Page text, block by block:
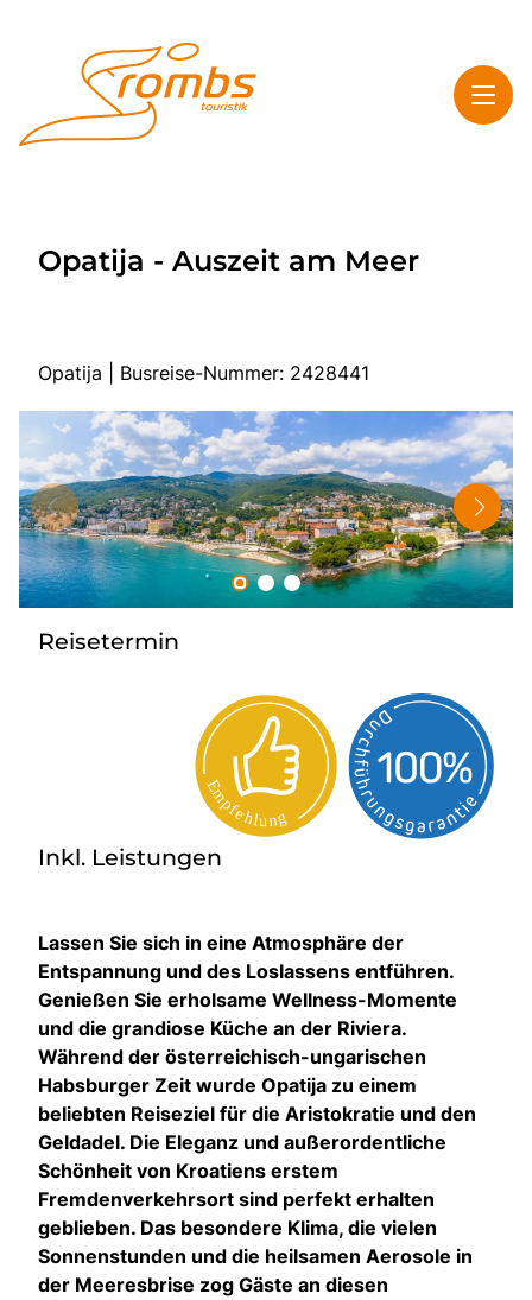
Highlights
Kontakt & Info
Start
Mehrtagesreisen
Tagesreisen
Bus anmieten
Rombs Touristik
Kontakt & Info
Opatija - Auszeit am Meer
Opatija | Busreise-Nummer: 2428441
Reisetermin
Inkl. Leistungen
Lassen Sie sich in eine Atmosphäre der
Entspannung und des Loslassens entführen.
Genießen Sie erholsame Wellness-Momente
und die grandiose Küche an der Riviera.
Während der österreichisch-ungarischen
Habsburger Zeit wurde Opatija zu einem
beliebten Reiseziel für die Aristokratie und den
Geldadel. Die Eleganz und außerordentliche
Schönheit von Kroatiens erstem
Fremdenverkehrsort sind perfekt erhalten
geblieben. Das besondere Klima, die vielen
Sonnenstunden und die heilsamen Aerosole in
der Meeresbrise zog Gäste an diesen